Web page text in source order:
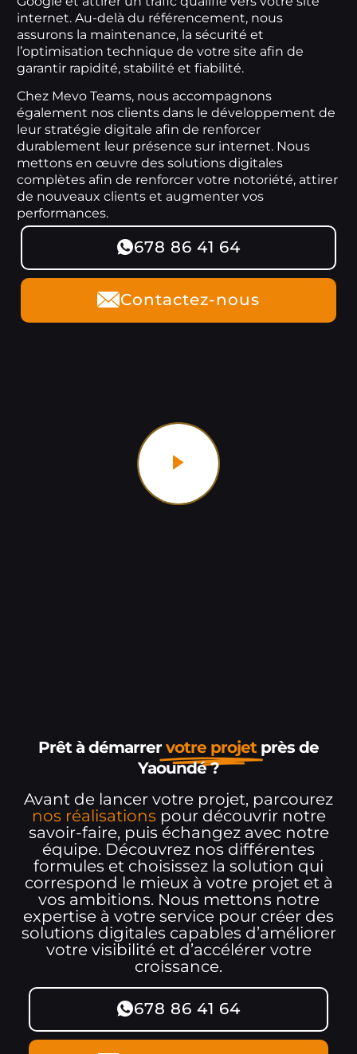
internet. Au-delà du référencement, nous
assurons la maintenance, la sécurité et
l’optimisation technique de votre site afin de
garantir rapidité, stabilité et fiabilité.
Chez Mevo Teams, nous accompagnons
également nos clients dans le développement de
leur stratégie digitale afin de renforcer
durablement leur présence sur internet. Nous
mettons en œuvre des solutions digitales
complètes afin de renforcer votre notoriété, attirer
de nouveaux clients et augmenter vos
performances.
678 86 41 64
Contactez-nous
Prêt à démarrervotre projet près de
Yaoundé ?
Avant de lancer votre projet, parcourez
nos réalisations pour découvrir notre
savoir-faire, puis échangez avec notre
équipe. Découvrez nos différentes
formules et choisissez la solution qui
correspond le mieux à votre projet et à
vos ambitions. Nous mettons notre
expertise à votre service pour créer des
solutions digitales capables d’améliorer
votre visibilité et d’accélérer votre
croissance.
678 86 41 64